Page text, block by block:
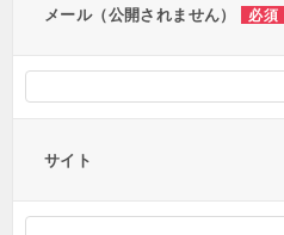
メール（公開されません） 必須
サイト